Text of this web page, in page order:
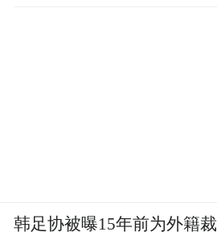
韩足协被曝15年前为外籍裁